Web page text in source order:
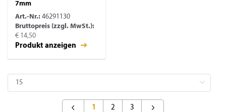
7mm
Art.-Nr.: 46291130
Bruttopreis (zzgl. MwSt.):
€ 14,50
Produkt anzeigen
1 2 3